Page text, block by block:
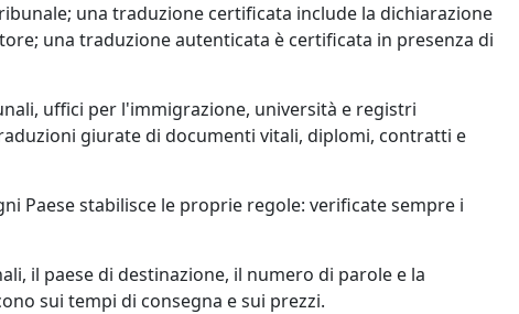
una traduzione certificata include la dichiarazione
una traduzione autenticata è certificata in presenza di
uffici per l'immigrazione, università e registri
giurate di documenti vitali, diplomi, contratti e
Paese stabilisce le proprie regole: verificate sempre i
il paese di destinazione, il numero di parole e la
sui tempi di consegna e sui prezzi.